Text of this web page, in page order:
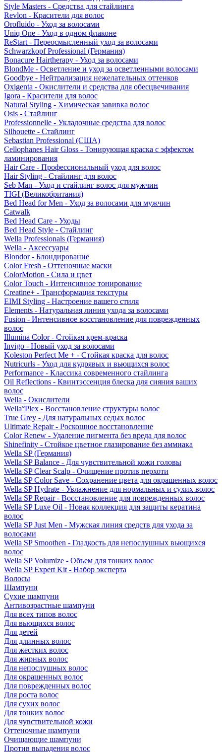
Style Masters - Средства для стайлинга
Revlon - Красители для волос
Orofluido - Уход за волосами
Uniq One - Уход в одном флаконе
ReStart - Переосмысленный уход за волосами
Schwarzkopf Professional (Германия)
Bonacure Hairtherapy - Уход за волосами
BlondMe - Осветление и уход за осветленными волосами
Goodbye - Нейтрализация нежелательных оттенков
Oxigenta - Окислители и средства для обесцвечивания
Igora - Красители для волос
Natural Styling - Химическая завивка волос
Osis - Стайлинг
Professionnelle - Укладочные средства для волос
Silhouette - Стайлинг
Sebastian Professional (США)
Cellophanes Hair Gloss - Тонирующая краска с эффектом
ламинирования
Hair Care - Профессиональный уход для волос
Hair Styling - Стайлинг для волос
Seb Man - Уход и стайлинг волос для мужчин
TIGI (Великобритания)
Bed Head for Men - Уход за волосами для мужчин
Catwalk
Bed Head Care - Уходы
Bed Head Style - Стайлинг
Wella Professionals (Германия)
Wella - Аксессуары
Blondor - Блондирование
Color Fresh - Оттеночные маски
ColorMotion - Сила и цвет
Color Touch - Интенсивное тонирование
Creatine+ - Трансформация текстуры
EIMI Styling - Настроение вашего стиля
Elements - Натуральная линия ухода за волосами
Fusion - Интенсивное восстановление для поврежденных
волос
Illumina Color - Стойкая крем-краска
Invigo - Новый уход за волосами
Koleston Perfect Me + - Стойкая краска для волос
Nutricurls - Уход для кудрявых и вьющихся волос
Performance - Классика современного стайлинга
Oil Reflections - Квинтэссенция блеска для сияния ваших
волос
Wella - Окислители
Wella°Plex - Восстановление структуры волос
True Grey - Для натуральных седых волос
Ultimate Repair - Роскошное восстановление
Color Renew - Удаление пигмента без вреда для волос
Shinefinity - Стойкое цветное глазирование без аммиака
Wella SP (Германия)
Wella SP Balance - Для чувствительной кожи головы
Wella SP Clear Scalp - Очищение против перхоти
Wella SP Color Save - Сохранение цвета для окрашенных волос
Wella SP Hydrate - Увлажнение для нормальных и сухих волос
Wella SP Repair - Восстановление для поврежденных волос
Wella SP Luxe Oil - Новая коллекция для защиты кератина
волос
Wella SP Just Men - Мужская линия средств для ухода за
волосами
Wella SP Smoothen - Гладкость для непослушных вьющихся
волос
Wella SP Volumize - Объем для тонких волос
Wella SP Expert Kit - Набор эксперта
Волосы
Шампуни
Сухие шампуни
Антивозрастные шампуни
Для всех типов волос
Для вьющихся волос
Для детей
Для длинных волос
Для жестких волос
Для жирных волос
Для непослушных волос
Для окрашенных волос
Для поврежденных волос
Для роста волос
Для сухих волос
Для тонких волос
Для чувствительной кожи
Оттеночные шампуни
Очищающие шампуни
Против выпадения волос